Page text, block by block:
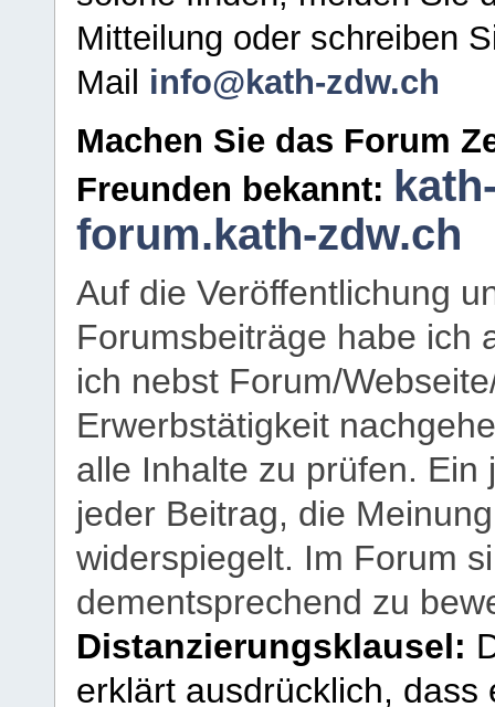
Mitteilung oder schreiben
Mail info@kath-zdw.ch
Machen Sie das Forum
Freunden bekannt:
forum.kath-zdw.ch
Auf die Veröffentlichung
Forumsbeiträge habe ich
ich nebst Forum/
Erwerbstätigkeit
alle Inhalte zu prüfen.
jeder Beitrag, die
widerspiegelt. Im Forum
dementsprechend zu
Distanzierungsklausel:
erklärt ausdrücklich,